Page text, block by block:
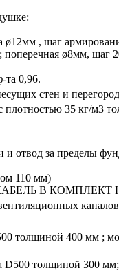
, шаг
поперечная ø8мм, шаг
та 0,96.
стен и
35 кг/м3
отвод за пределы
110 мм)
КАБЕЛЬ В
толщиной 400 мм ;
D500 толщиной 300